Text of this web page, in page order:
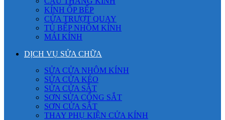
KÍNH ỐP BẾP
CỬA TRƯỢT QUAY
TỦ BẾP NHÔM KÍNH
MÁI KÍNH
DỊCH VỤ SỬA CHỮA
SỬA CỬA NHÔM KÍNH
SỬA CỬA KÉO
SỬA CỬA SẮT
SƠN SỬA CỔNG SẮT
SƠN CỬA SẮT
THAY PHỤ KIỆN CỬA KÍNH